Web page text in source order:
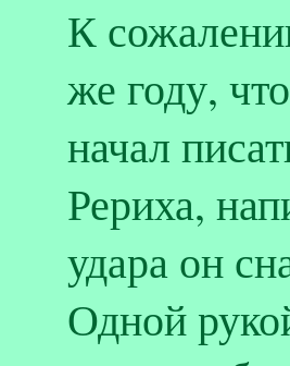
К
же году,
начал
Рериха,
удара он
Одной